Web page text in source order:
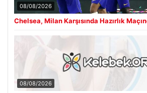
08/08/2026
Chelsea, Milan Karşısında Hazırlık
08/08/2026